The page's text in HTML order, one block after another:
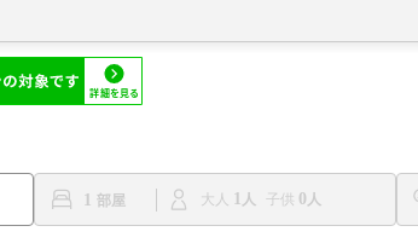
1 大人 1 子供 0